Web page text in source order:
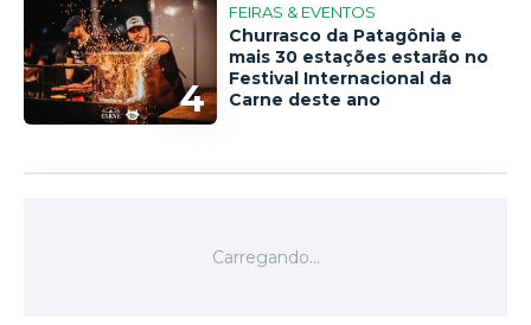
4
FEIRAS & EVENTOS
Churrasco da Patagônia e
mais 30 estações estarão no
Festival Internacional da
Carne deste ano